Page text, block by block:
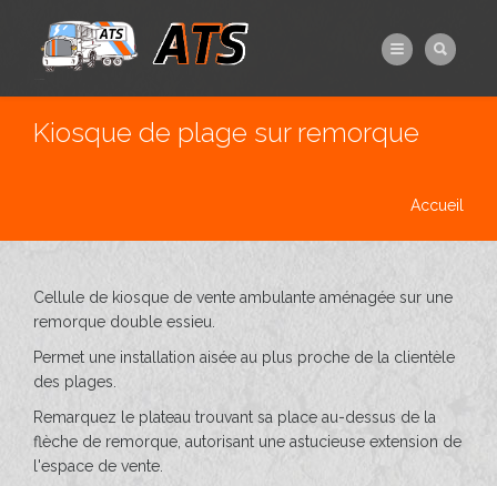
Kiosque de plage sur remorque
Vous êtes ici
Accueil
Cellule de kiosque de vente ambulante aménagée sur une
remorque double essieu.
Permet une installation aisée au plus proche de la clientèle
des plages.
Remarquez le plateau trouvant sa place au-dessus de la
flèche de remorque, autorisant une astucieuse extension de
l'espace de vente.